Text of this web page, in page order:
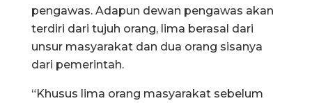
pengawas. Adapun dewan pengawas akan
terdiri dari tujuh orang, lima berasal dari
unsur masyarakat dan dua orang sisanya
dari pemerintah.
“Khusus lima orang masyarakat sebelum